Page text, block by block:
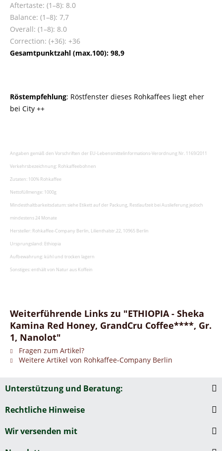
Aftertaste: (1–8): 8.0
Balance: (1–8): 7,7
Overall: (1–8): 8.0
Correction: (+36): +36
Gesamtpunktzahl (max.100): 98,9
Röstempfehlung: Röstfenster dieses Rohkaffees liegt eher
bei City ++
Angaben gemäß den Vorschriften der EU-Lebensmittelinformations-Verordnung Nr. 1169/2011
Verkehrsbezeichnung: Rohkaffeebohnen
Zutaten: 100% Rohkaffee
Nettofüllmenge: 1000g
Mindesthaltbarkeitsdatum: siehe Etikett auf der Packung, Restlaufzeit bei Auslieferung jedoch
mindestens 24 Monate
Hersteller: Rohkaffee-Company Berlin, Lilienthalstr.22, 10965 Berlin
Ursprungsland: Ethiopia
Aufbewahrung: kühl und trocken lagern
Sonstiges: enthält von Natur aus Koffein
Weiterführende Links zu "ETHIOPIA - Sheka
Kamina Red Honey, GrandCru Coffee****, Gr.
1, Nanolot"
Fragen zum Artikel?
Weitere Artikel von Rohkaffee-Company Berlin
Unterstützung und Beratung:
Rechtliche Hinweise
Wir versenden mit